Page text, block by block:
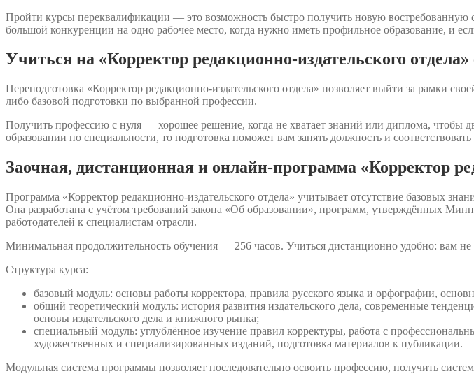
Пройти курсы переквалификации — это возможность быстро получить новую
большой конкуренции на одно рабочее место, когда нужно иметь профильное образование, и
Учиться на «Корректор редакционно-издательского отдела»
Переподготовка «Корректор редакционно-издательского отдела» позволяет выйти за рамки
либо базовой подготовки по выбранной профессии.
Получить профессию с нуля — хорошее решение, когда не хватает знаний или диплома, чтобы
образовании по специальности, то подготовка поможет вам занять должность и
Заочная, дистанционная и онлайн-программа «Корректор
Программа «Корректор редакционно-издательского отдела» учитывает отсутствие базовых
Она разработана с учётом требований закона «Об образовании», программ, утверждённых
работодателей к специалистам отрасли.
Минимальная продолжительность обучения — 256 часов. Учиться дистанционно удобно: вам
Структура курса:
базовый модуль: основы работы корректора, правила русского языка и орфографии,
общий теоретический модуль: история развития издательского дела, современные
основы издательского дела и книжного рынка;
специальный модуль: углублённое изучение правил корректуры, работа с
художественных и специализированных изданий, подготовка материалов к публикации.
Модульная система программы позволяет последовательно освоить профессию, получить